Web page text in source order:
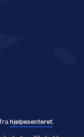
hjelpesenteret.